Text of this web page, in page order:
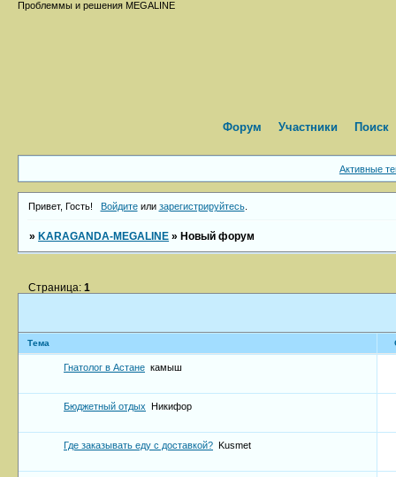
Проблеммы и решения MEGALINE
Форум Участники Поиск
Активные
Привет, Гость! Войдитеили зарегистрируйтесь.
» KARAGANDA-MEGALINE » Новый форум
Страница:1
Тема
Гнатолог в Астане камыш
Бюджетный отдых Никифор
Где заказывать еду с доставкой? Kusmet